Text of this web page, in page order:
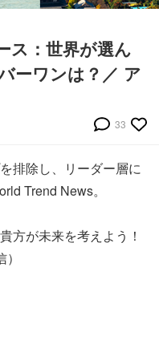
ス：世界が選ん
ーワンは？／ ア
33
排除し、リーダー層に
Trend News。
方が未来を考えよう！